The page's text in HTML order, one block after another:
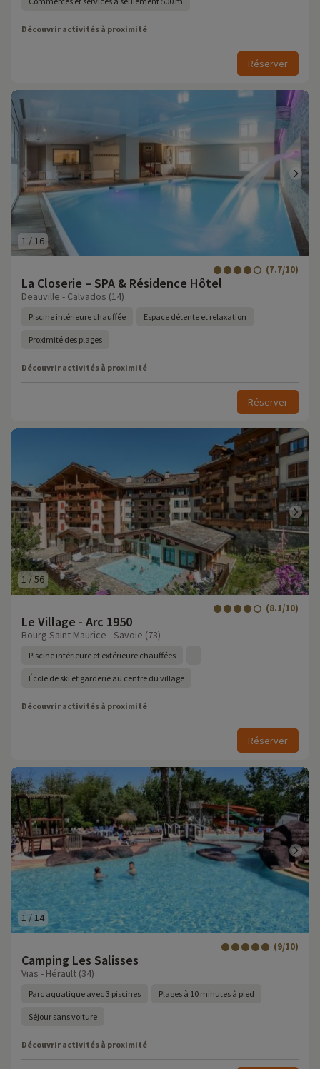
Découvrir activités à proximité
Réserver
1 /16
La Closerie – SPA & Résidence Hôtel
(7.7/10)
Deauville - Calvados (14)
Piscine intérieure chauffée Espace détente et relaxation
Proximité des plages
Découvrir activités à proximité
Réserver
1 /56
Le Village - Arc 1950
(8.1/10)
Bourg Saint Maurice - Savoie (73)
Piscine intérieure et extérieure chauffées
École de ski et garderie au centre du village
Découvrir activités à proximité
Réserver
1 /14
Camping Les Salisses
(9/10)
Vias - Hérault (34)
Parc aquatique avec 3 piscines Plages à 10 minutes à pied
Séjour sans voiture
Découvrir activités à proximité